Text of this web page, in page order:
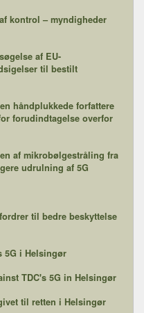
kontrol – myndigheder
af EU-
til bestilt
håndplukkede forfattere
forudindtagelse overfor
af mikrobølgestråling fra
udrulning af 5G
til bedre beskyttelse
5G i Helsingør
TDC's 5G in Helsingør
til retten i Helsingør